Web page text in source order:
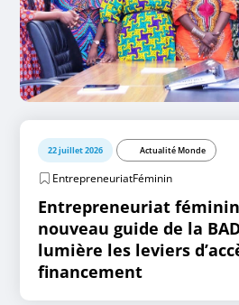
22 juillet 2026 Actualité Monde
EntrepreneuriatFéminin
Entrepreneuriat
nouveau guide de la
lumière les leviers
financement